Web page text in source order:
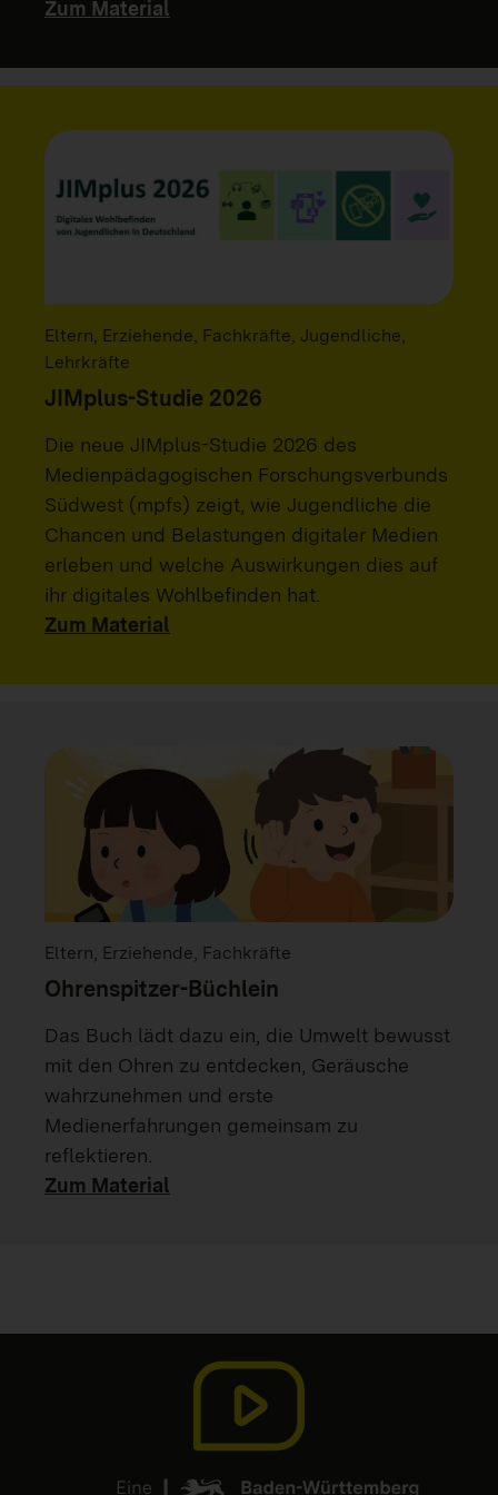
Zum Material
Eltern, Erziehende, Fachkräfte, Jugendliche,
Lehrkräfte
JIMplus-Studie 2026
Die neue JIMplus-Studie 2026 des
Medienpädagogischen Forschungsverbunds
Südwest (mpfs) zeigt, wie Jugendliche die
Chancen und Belastungen digitaler Medien
erleben und welche Auswirkungen dies auf
ihr digitales Wohlbefinden hat.
Zum Material
Eltern, Erziehende, Fachkräfte
Ohrenspitzer-Büchlein
Das Buch lädt dazu ein, die Umwelt bewusst
mit den Ohren zu entdecken, Geräusche
wahrzunehmen und erste
Medienerfahrungen gemeinsam zu
reflektieren.
Zum Material